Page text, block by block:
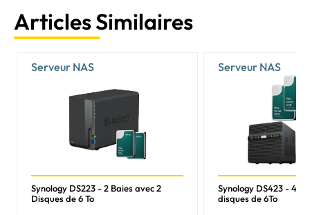
Articles Similaires
Serveur NAS
Synology DS223 - 2 Baies avec 2
Disques de 6 To
Serveur NAS
Synology DS423 - 4
disques de 6To